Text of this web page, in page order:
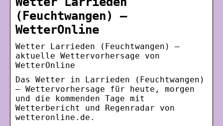
(Feuchtwangen) –
WetterOnline
Wetter Larrieden (Feuchtwangen) –
aktuelle Wettervorhersage von
WetterOnline
Das Wetter in Larrieden (Feuchtwangen)
– Wettervorhersage für heute, morgen
und die kommenden Tage mit
Wetterbericht und Regenradar von
wetteronline.de.